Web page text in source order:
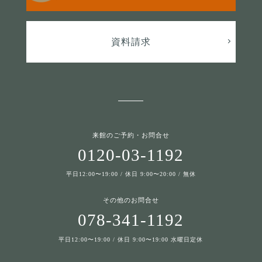
資料請求
来館のご予約・お問合せ
0120-03-1192
平日12:00〜19:00 / 休日 9:00〜20:00 / 無休
その他のお問合せ
078-341-1192
平日12:00〜19:00 / 休日 9:00〜19:00 水曜日定休